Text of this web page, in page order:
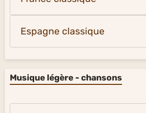
Espagne classique
Musique légère - chansons